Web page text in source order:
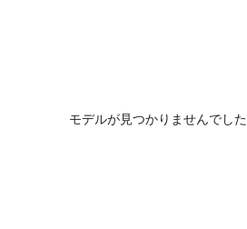
モデルが見つかりませんでした